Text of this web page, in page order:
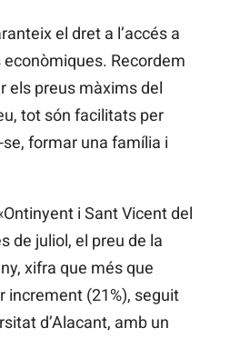
el dret a l’accés a
Recordem
els preus màxims del
tot són facilitats per
formar una família i
i Sant Vicent del
de juliol, el preu de la
xifra que més que
increment (21%), seguit
d’Alacant, amb un